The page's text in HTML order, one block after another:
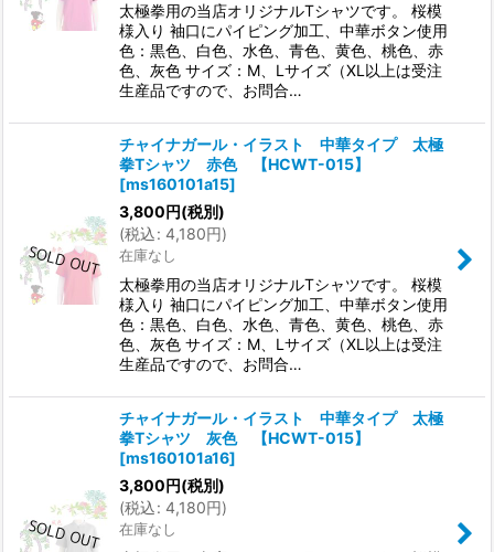
太極拳用の当店オリジナルTシャツです。 桜模
様入り 袖口にパイピング加工、中華ボタン使用
色：黒色、白色、水色、青色、黄色、桃色、赤
色、灰色 サイズ：M、Lサイズ（XL以上は受注
生産品ですので、お問合…
チャイナガール・イラスト 中華タイプ 太極
拳Tシャツ 赤色 【HCWT-015】
[ms160101a15]
3,800円(税別)
(税込: 4,180円)
在庫なし
太極拳用の当店オリジナルTシャツです。 桜模
様入り 袖口にパイピング加工、中華ボタン使用
色：黒色、白色、水色、青色、黄色、桃色、赤
色、灰色 サイズ：M、Lサイズ（XL以上は受注
生産品ですので、お問合…
チャイナガール・イラスト 中華タイプ 太極
拳Tシャツ 灰色 【HCWT-015】
[ms160101a16]
3,800円(税別)
(税込: 4,180円)
在庫なし